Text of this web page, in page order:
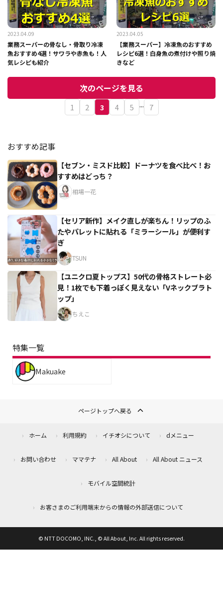
2023.04.09
業務スーパーの骨なし・骨取り冷凍
魚おすすめ4選！サワラや赤魚も！人
気レシピも紹介
2023.04.05
【業務スーパー】冷凍魚のおすすめ
レシピ6選！白身魚の煮付けや照り焼
きなど
次のページを見る
1 2 3 4 5 ... 7
おすすめ記事
【セブン・ミスド比較】ドーナツを食べ比べ！お
すすめはどっち？
相場一花
【セリア新作】メイク直しが楽ちん！リップのふ
たやパレットに貼れる「ミラーシール」が便利す
ぎ
TSUN
【ユニクロ夏トップス】50代の骨格ストレート必
見！1枚でも下着っぽく見えない「Vネックブラト
ップ」
ちえこ
特集一覧
Makuake
ページトップへ戻る
ホーム 利用規約 イチオシについて dメニュー
お問い合わせ ママテナ All About All About ニュース
モバイル空間統計
お客さまのご利用端末からの情報の外部送信について
© NTT DOCOMO, INC., © All About, Inc. All rights reserved.